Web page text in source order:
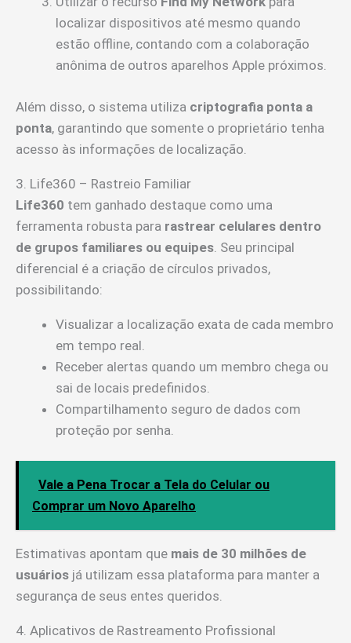
localizar dispositivos até mesmo quando
estão offline, contando com a colaboração
anônima de outros aparelhos Apple próximos.
Além disso, o sistema utiliza criptografia ponta a
ponta, garantindo que somente o proprietário tenha
acesso às informações de localização.
3. Life360 – Rastreio Familiar
Life360 tem ganhado destaque como uma
ferramenta robusta para rastrear celulares dentro
de grupos familiares ou equipes . Seu principal
diferencial é a criação de círculos privados,
possibilitando:
Visualizar a localização exata de cada membro
em tempo real.
Receber alertas quando um membro chega ou
sai de locais predefinidos.
Compartilhamento seguro de dados com
proteção por senha.
Vale a Pena Trocar a Tela do Celular ou
Comprar um Novo Aparelho
Estimativas apontam que mais de 30 milhões de
usuários já utilizam essa plataforma para manter a
segurança de seus entes queridos.
4. Aplicativos de Rastreamento Profissional